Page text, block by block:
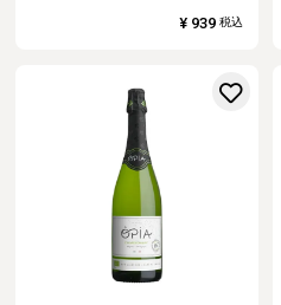
¥ 939 税込